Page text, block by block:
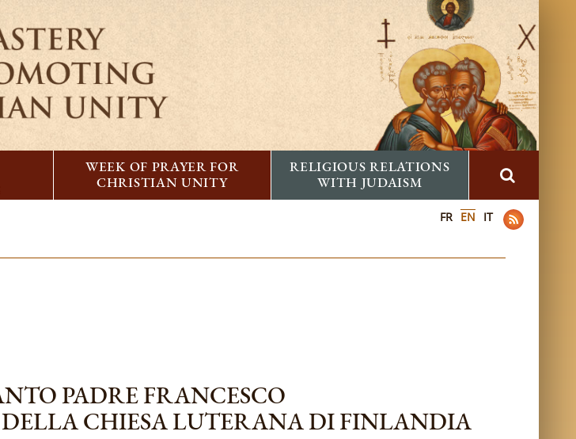
WEEK OF PRAYER FOR
CHRISTIAN UNITY
RELIGIOUS RELATIONS
WITH JUDAISM
FR EN IT
PADRE FRANCESCO
CHIESA LUTERANA DI FINLANDIA